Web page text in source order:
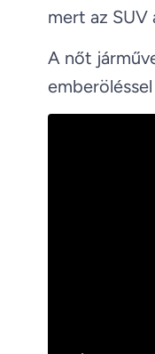
mert az SUV
A nőt